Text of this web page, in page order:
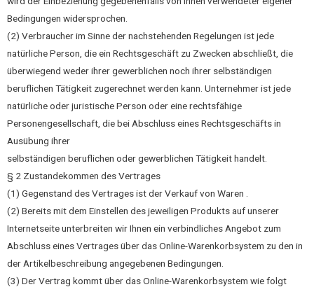
Bedingungen widersprochen.
(2) Verbraucher im Sinne der nachstehenden Regelungen ist jede
natürliche Person, die ein Rechtsgeschäft zu Zwecken abschließt, die
überwiegend weder ihrer gewerblichen noch ihrer selbständigen
beruflichen Tätigkeit zugerechnet werden kann. Unternehmer ist jede
natürliche oder juristische Person oder eine rechtsfähige
Personengesellschaft, die bei Abschluss eines Rechtsgeschäfts in
Ausübung ihrer
selbständigen beruflichen oder gewerblichen Tätigkeit handelt.
§ 2 Zustandekommen des Vertrages
(1) Gegenstand des Vertrages ist der Verkauf von Waren .
(2) Bereits mit dem Einstellen des jeweiligen Produkts auf unserer
Internetseite unterbreiten wir Ihnen ein verbindliches Angebot zum
Abschluss eines Vertrages über das Online-Warenkorbsystem zu den in
der Artikelbeschreibung angegebenen Bedingungen.
(3) Der Vertrag kommt über das Online-Warenkorbsystem wie folgt